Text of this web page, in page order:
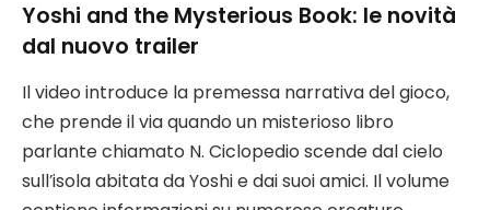
Yoshi and the Mysterious Book: le novità
dal nuovo trailer
Il video introduce la premessa narrativa del gioco,
che prende il via quando un misterioso libro
parlante chiamato N. Ciclopedio scende dal cielo
sull’isola abitata da Yoshi e dai suoi amici. Il volume